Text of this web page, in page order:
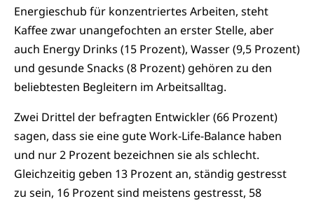
Energieschub für konzentriertes Arbeiten, steht
Kaffee zwar unangefochten an erster Stelle, aber
auch Energy Drinks (15 Prozent), Wasser (9,5 Prozent)
und gesunde Snacks (8 Prozent) gehören zu den
beliebtesten Begleitern im Arbeitsalltag.
Zwei Drittel der befragten Entwickler (66 Prozent)
sagen, dass sie eine gute Work-Life-Balance haben
und nur 2 Prozent bezeichnen sie als schlecht.
Gleichzeitig geben 13 Prozent an, ständig gestresst
zu sein, 16 Prozent sind meistens gestresst, 58